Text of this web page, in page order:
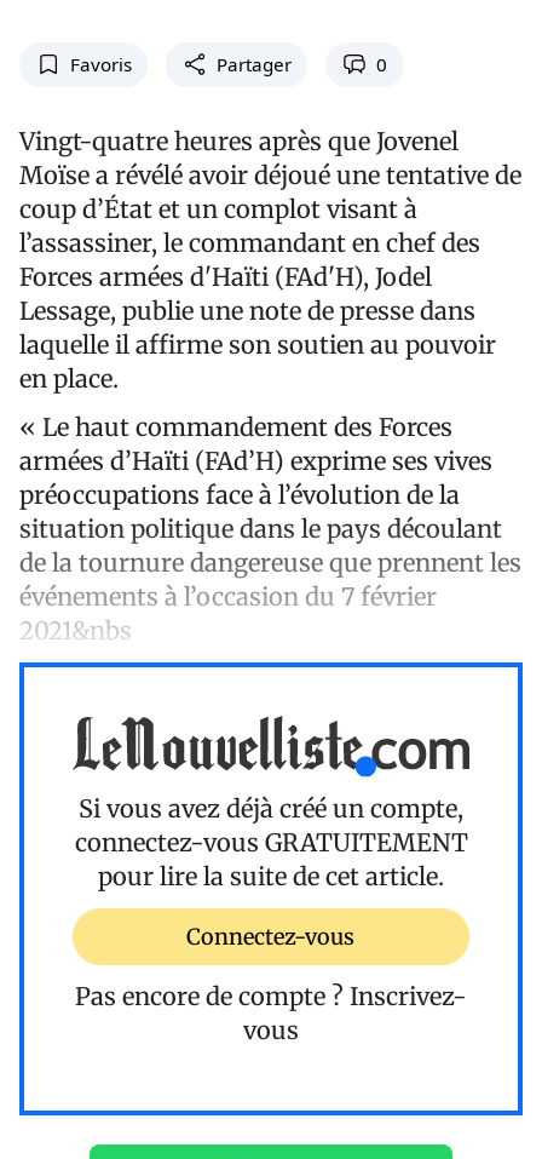
Favoris Partager 0
Vingt-quatre heures après que Jovenel
Moïse a révélé avoir déjoué une tentative de
coup d’État et un complot visant à
l’assassiner, le commandant en chef des
Forces armées d'Haïti (FAd'H), Jodel
Lessage, publie une note de presse dans
laquelle il affirme son soutien au pouvoir
en place.
« Le haut commandement des Forces
armées d’Haïti (FAd’H) exprime ses vives
préoccupations face à l’évolution de la
situation politique dans le pays découlant
de la tournure dangereuse que prennent les
événements à l’occasion du 7 février
2021&nbs
Si vous avez déjà créé un compte,
connectez-vous GRATUITEMENT
pour lire la suite de cet article.
Connectez-vous
Pas encore de compte ? Inscrivez-
vous